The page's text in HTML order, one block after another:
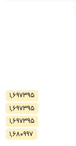
۱,۶۹۷۳۹۵
۱,۶۹۷۳۹۵
۱,۶۹۷۳۹۵
۱,۶۸۰۹۹۷